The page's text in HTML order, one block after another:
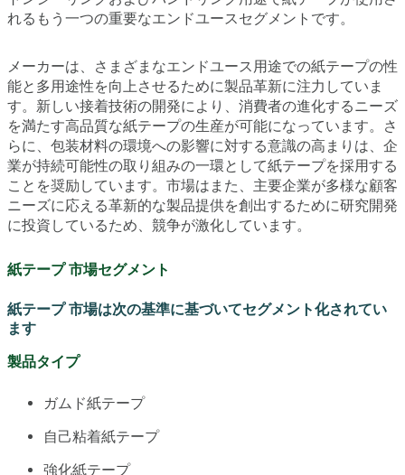
れるもう一つの重要なエンドユースセグメントです。
メーカーは、さまざまなエンドユース用途での紙テープの性
能と多用途性を向上させるために製品革新に注力していま
す。新しい接着技術の開発により、消費者の進化するニーズ
を満たす高品質な紙テープの生産が可能になっています。さ
らに、包装材料の環境への影響に対する意識の高まりは、企
業が持続可能性の取り組みの一環として紙テープを採用する
ことを奨励しています。市場はまた、主要企業が多様な顧客
ニーズに応える革新的な製品提供を創出するために研究開発
に投資しているため、競争が激化しています。
紙テープ 市場セグメント
紙テープ 市場は次の基準に基づいてセグメント化されてい
ます
製品タイプ
ガムド紙テープ
自己粘着紙テープ
強化紙テープ